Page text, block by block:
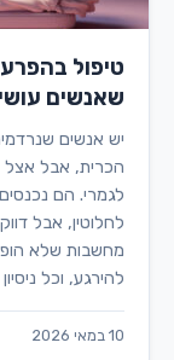
טיפול
שאנשים
יש אנשים
הכרית, אבל אצל
לגמרי. הם
לחלוטין, אבל
מחשבות שלא
להירגע, וכל
10 במאי 2026